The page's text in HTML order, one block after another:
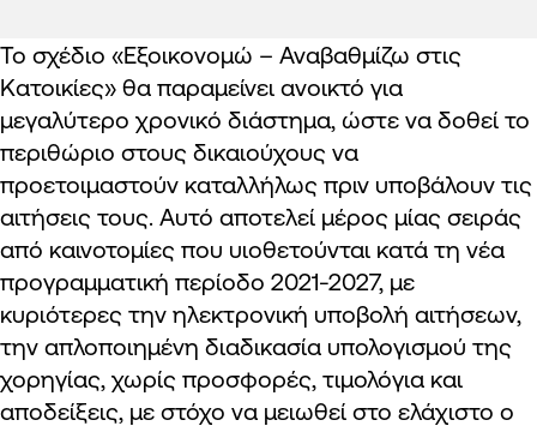
Το σχέδιο «Εξοικονομώ – Αναβαθμίζω στις
Κατοικίες» θα παραμείνει ανοικτό για
μεγαλύτερο χρονικό διάστημα, ώστε να δοθεί το
περιθώριο στους δικαιούχους να
προετοιμαστούν καταλλήλως πριν υποβάλουν τις
αιτήσεις τους. Αυτό αποτελεί μέρος μίας σειράς
από καινοτομίες που υιοθετούνται κατά τη νέα
προγραμματική περίοδο 2021-2027, με
κυριότερες την ηλεκτρονική υποβολή αιτήσεων,
την απλοποιημένη διαδικασία υπολογισμού της
χορηγίας, χωρίς προσφορές, τιμολόγια και
αποδείξεις, με στόχο να μειωθεί στο ελάχιστο ο